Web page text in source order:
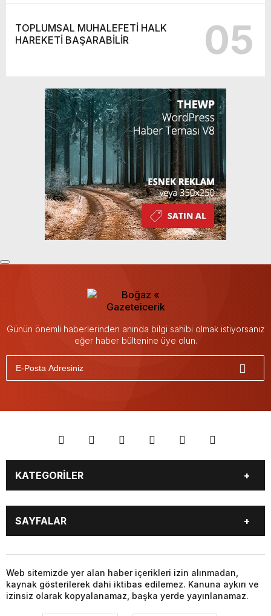
TOPLUMSAL MUHALEFETİ HALK
HAREKETİ BAŞARABİLİR
05
Günün önemli haberlerinden anında bilgi sahibi olmak istiyorsanız
eğer haber bültenine üye olun.
KATEGORİLER
GÜNDEM
DÜNYA
SİYASET
SPOR
MAGAZİN
SAĞLIK
EĞİTİM
YAŞAM
TEKNOLOJİ
KÜLTÜR SANAT
FOTO GALERİ
SAYFALAR
CANLI SONUÇLAR
CANLI TV
FİKSTÜR
FİRMA EKLE
FİRMA REHBERİ
GAZETELER
Web sitemizde yer alan haber içerikleri izin alınmadan,
kaynak gösterilerek dahi iktibas edilemez. Kanuna aykırı ve
izinsiz olarak kopyalanamaz, başka yerde yayınlanamaz.